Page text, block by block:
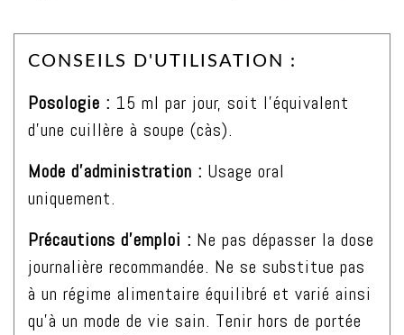
CONSEILS D'UTILISATION :
Posologie : 15 ml par jour, soit l’équivalent
d’une cuillère à soupe (càs).
Mode d’administration : Usage oral
uniquement.
Précautions d’emploi : Ne pas dépasser la dose
journalière recommandée. Ne se substitue pas
à un régime alimentaire équilibré et varié ainsi
qu’à un mode de vie sain. Tenir hors de portée